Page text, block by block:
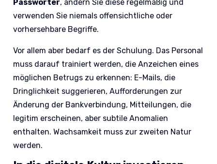
Passwörter, ändern Sie diese regelmäßig und
verwenden Sie niemals offensichtliche oder
vorhersehbare Begriffe.
Vor allem aber bedarf es der Schulung. Das Personal
muss darauf trainiert werden, die Anzeichen eines
möglichen Betrugs zu erkennen: E-Mails, die
Dringlichkeit suggerieren, Aufforderungen zur
Änderung der Bankverbindung, Mitteilungen, die
legitim erscheinen, aber subtile Anomalien
enthalten. Wachsamkeit muss zur zweiten Natur
werden.